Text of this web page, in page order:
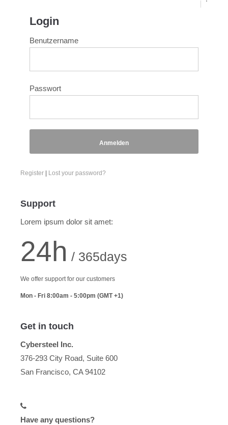
Login
Benutzername
Passwort
Anmelden
Register | Lost your password?
Support
Lorem ipsum dolor sit amet:
24h / 365days
We offer support for our customers
Mon - Fri 8:00am - 5:00pm (GMT +1)
Get in touch
Cybersteel Inc.
376-293 City Road, Suite 600
San Francisco, CA 94102
Have any questions?